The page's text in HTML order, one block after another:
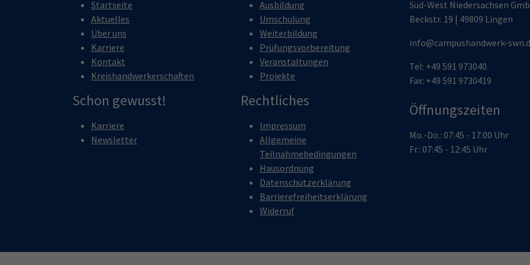
Startseite
Aktuelles
Über uns
Karriere
Kontakt
Kreishandwerkerschaften
Schon gewusst!
Karriere
Newsletter
Ausbildung
Umschulung
Weiterbildung
Prüfungsvorbereitung
Veranstaltungen
Projekte
Rechtliches
Impressum
Allgemeine
Teilnahmebedingungen
Hausordnung
Datenschutzerklärung
Barrierefreiheitserklärung
Widerruf
Süd-West Niedersachsen
Beckstr. 19 | 49809 Lingen
info@campushandwerk-
Tel: +49 591 973040
Fax: +49 591 9730419
Öffnungszeiten
Mo.-Do.: 07:45 - 17:00 Uhr
Fr.: 07:45 - 12:45 Uhr